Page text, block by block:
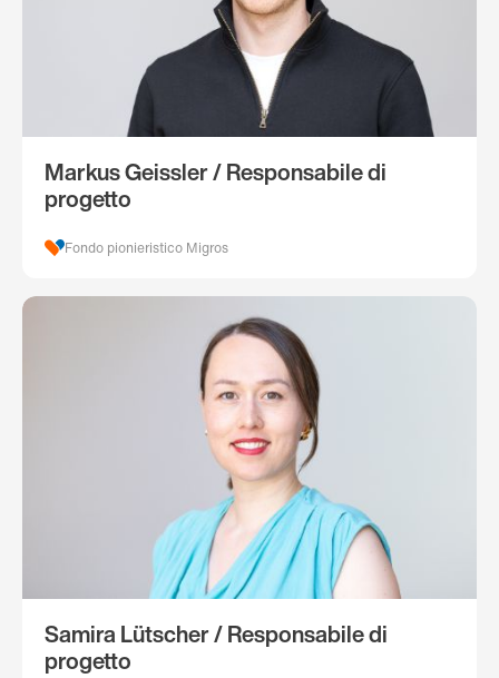
Markus Geissler / Responsabile di
progetto
Fondo pionieristico Migros
Samira Lütscher / Responsabile di
progetto